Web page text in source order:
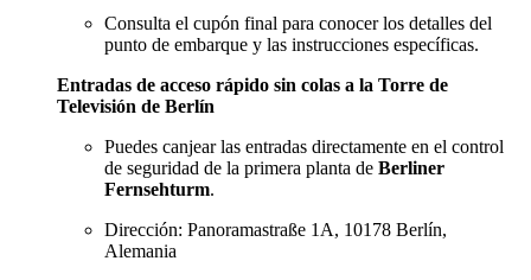
Consulta el cupón final para conocer los detalles del
punto de embarque y las instrucciones específicas.
Entradas de acceso rápido sin colas a la Torre de
Televisión de Berlín
Puedes canjear las entradas directamente en el control
de seguridad de la primera planta de Berliner
Fernsehturm.
Dirección: Panoramastraße 1A, 10178 Berlín,
Alemania